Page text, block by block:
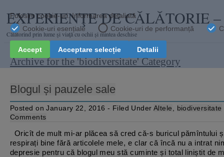
EXPERIENŢE DE CĂLĂTORIE
Călătorind prin lume şi viaţă cu ochii și mintea deschise
Archive for the 'biodiversitate' Category
Blogul și pauzele sale
Posted on January 22, 2016 - Filed UnderAltele biodiversitate
Comments
Oricît de mult mi-ar plăcea să cred că-s buricul pămîntului
respirați bine fără articolele mele, e clar că încă nu a intrat
depresie pentru că blogul meu stă cuminte și total liniștit de